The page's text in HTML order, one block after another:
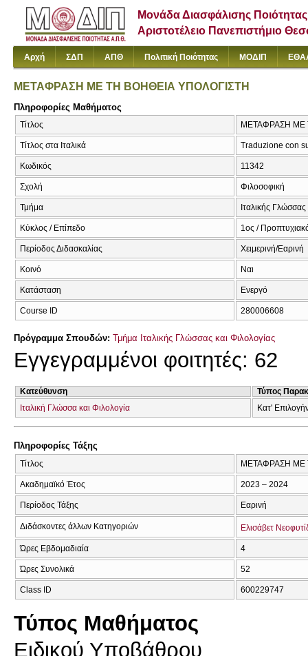
Μονάδα Διασφάλισης Ποιότητας
Αριστοτέλειο Πανεπιστήμιο
Αρχή ΣΔΠ ΑΠΘ Πολιτική Ποιότητας ΜΟΔΙΠ
ΜΕΤΑΦΡΑΣΗ ΜΕ ΤΗ ΒΟΗΘΕΙΑ ΥΠΟΛΟΓΙΣΤΗ
Πληροφορίες Μαθήματος
Τίτλος ΜΕΤΑΦΡΑΣΗ ΜΕ
Τίτλος στα Ιταλικά Traduzione con
Κωδικός 11342
Σχολή Φιλοσοφική
Τμήμα Ιταλικής
Κύκλος / Επίπεδο 1ος /
Περίοδος Διδασκαλίας Χειμερινή/Εαρινή
Κοινό Ναι
Κατάσταση Ενεργό
Course ID 280006608
Πρόγραμμα Σπουδών: Τμήμα Ιταλικής Γλώσσας και Φιλολογίας
Εγγεγραμμένοι φοιτητές: 62
Κατεύθυνση
Τύπος
Ιταλική Γλώσσα και Φιλολογία
Κατ'
Πληροφορίες Τάξης
Τίτλος ΜΕΤΑΦΡΑΣΗ ΜΕ
Ακαδημαϊκό Έτος 2023 – 2024
Περίοδος Τάξης Εαρινή
Διδάσκοντες άλλων Κατηγοριών Ελισάβετ
Ώρες Εβδομαδιαία 4
Ώρες Συνολικά 52
Class ID 600229747
Τύπος Μαθήματος
Ειδικού Υποβάθρου